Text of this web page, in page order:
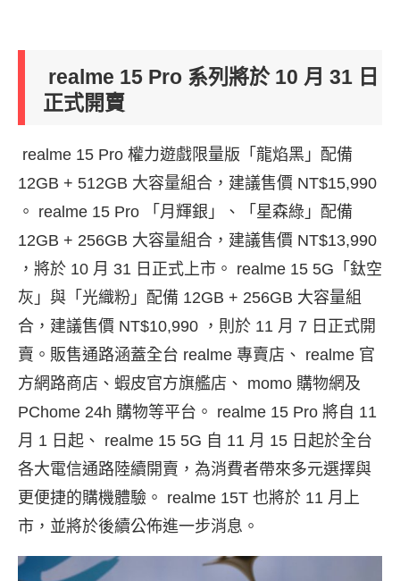
realme 15 Pro 系列將於 10 月 31 日
正式開賣
realme 15 Pro 權力遊戲限量版「龍焰黑」配備
12GB + 512GB 大容量組合，建議售價 NT$15,990
。 realme 15 Pro 「月輝銀」、「星森綠」配備
12GB + 256GB 大容量組合，建議售價 NT$13,990
，將於 10 月 31 日正式上市。 realme 15 5G「鈦空
灰」與「光織粉」配備 12GB + 256GB 大容量組
合，建議售價 NT$10,990 ，則於 11 月 7 日正式開
賣。販售通路涵蓋全台 realme 專賣店、 realme 官
方網路商店、蝦皮官方旗艦店、 momo 購物網及
PChome 24h 購物等平台。 realme 15 Pro 將自 11
月 1 日起、 realme 15 5G 自 11 月 15 日起於全台
各大電信通路陸續開賣，為消費者帶來多元選擇與
更便捷的購機體驗。 realme 15T 也將於 11 月上
市，並將於後續公佈進一步消息。